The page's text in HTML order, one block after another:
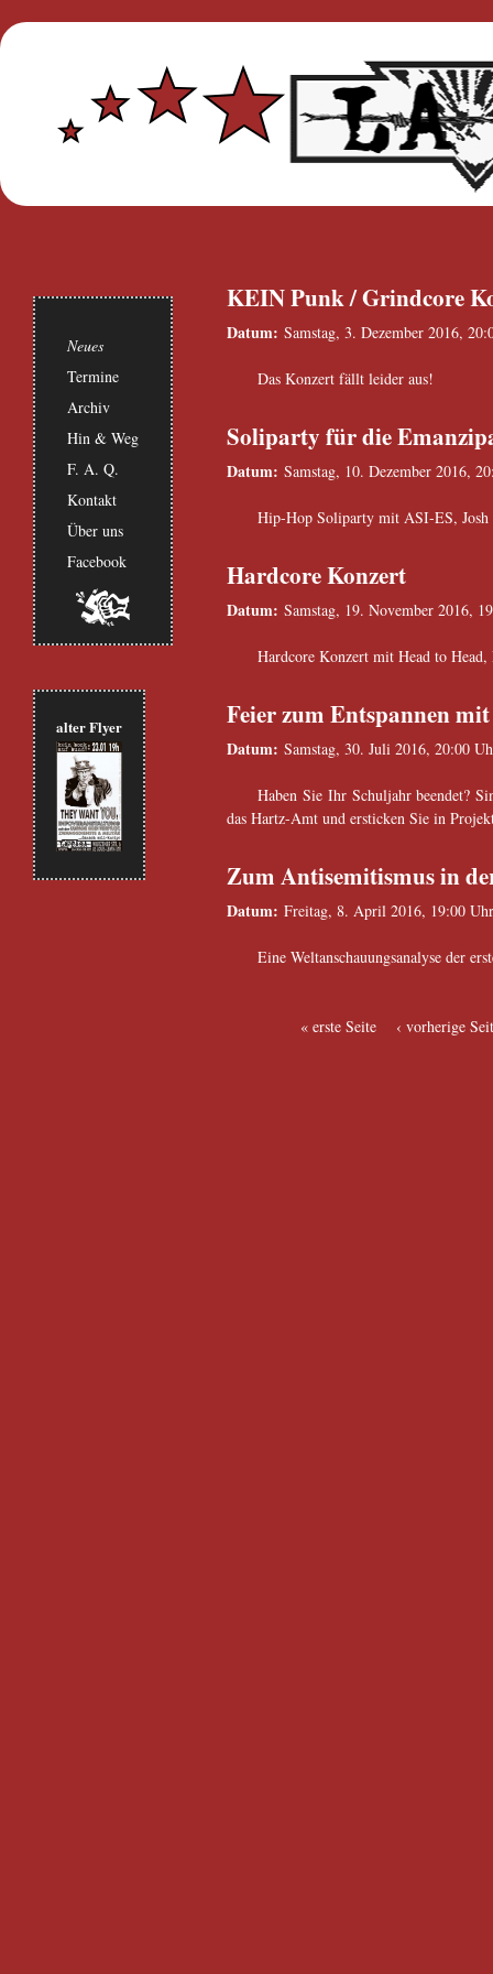
KEIN Punk / Grindcore
Datum: Samstag, 3. Dezember 2016,
Das Konzert fällt leider aus!
Soliparty für die
Datum: Samstag, 10. Dezember 2016,
Hip-Hop Soliparty mit ASI-ES,
Hardcore Konzert
Datum: Samstag, 19. November 2016,
Hardcore Konzert mit Head to
Feier zum Entspannen
Datum: Samstag, 30. Juli 2016, 20:00
Haben Sie Ihr Schuljahr beendet?
das Hartz-Amt und ersticken Sie in
Zum Antisemitismus in
Datum: Freitag, 8. April 2016, 19:00 Uhr
Eine Weltanschauungsanalyse der
« erste Seite ‹ vorherige
Neues
Termine
Archiv
Hin & Weg
F. A. Q.
Kontakt
Über uns
Facebook
alter Flyer